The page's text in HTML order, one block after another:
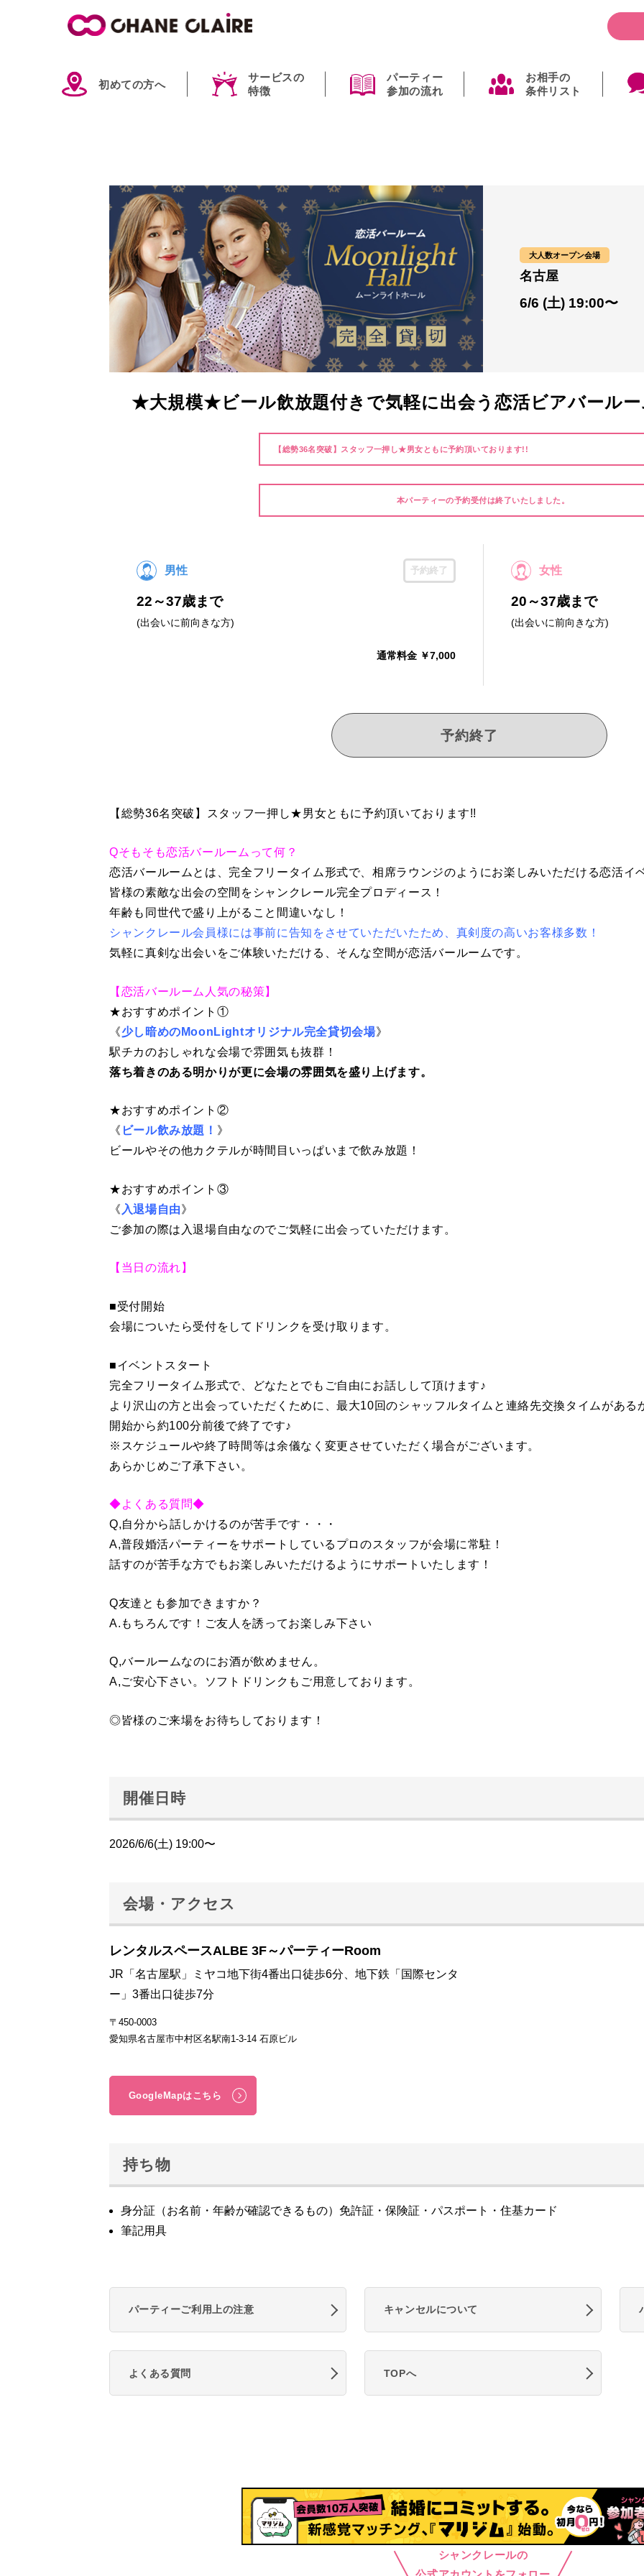
初めての方へ
サービスの
特徴
パーティー
参加の流れ
お相手の
条件リスト
6/6 (土) 19:00〜
大人数オープン会場
名古屋
★大規模★ビール飲放題付きで気軽に出会う恋活ビアバール
【総勢36名突破】スタッフ一押し★男女ともに予約頂いております!!
本パーティーの予約受付は終了いたしました。
男性 予約終了
22～37歳まで
(出会いに前向きな方)
通常料金 ￥7,000
女性
20～37歳まで
(出会いに前向きな方)
予約終了
【総勢36名突破】スタッフ一押し★男女ともに予約頂いております!!
Qそもそも恋活バールームって何？
恋活バールームとは、完全フリータイム形式で、相席ラウンジのようにお楽しみいただける恋活イ
皆様の素敵な出会の空間をシャンクレール完全プロディース！
年齢も同世代で盛り上がること間違いなし！
シャンクレール会員様には事前に告知をさせていただいたため、真剣度の高いお客様多数！
気軽に真剣な出会いをご体験いただける、そんな空間が恋活バールームです。
【恋活バールーム人気の秘策】
★おすすめポイント①
《少し暗めのMoonLightオリジナル完全貸切会場》
駅チカのおしゃれな会場で雰囲気も抜群！
落ち着きのある明かりが更に会場の雰囲気を盛り上げます。
★おすすめポイント②
《 ビール飲み放題！ 》
ビールやその他カクテルが時間目いっぱいまで飲み放題！
★おすすめポイント③
《 入退場自由》
ご参加の際は入退場自由なのでご気軽に出会っていただけます。
【当日の流れ】
■受付開始
会場についたら受付をしてドリンクを受け取ります。
■イベントスタート
完全フリータイム形式で、どなたとでもご自由にお話しして頂けます♪
より沢山の方と出会っていただくために、最大10回のシャッフルタイムと連絡先交換タイムがある
開始から約100分前後で終了です♪
※スケジュールや終了時間等は余儀なく変更させていただく場合がございます。
あらかじめご了承下さい。
◆よくある質問◆
Q,自分から話しかけるのが苦手です・・・
A,普段婚活パーティーをサポートしているプロのスタッフが会場に常駐！
話すのが苦手な方でもお楽しみいただけるようにサポートいたします！
Q友達とも参加できますか？
A.もちろんです！ご友人を誘ってお楽しみ下さい
Q,バールームなのにお酒が飲めません。
A,ご安心下さい。ソフトドリンクもご用意しております。
◎皆様のご来場をお待ちしております！
開催日時
2026/6/6(土) 19:00〜
会場・アクセス
レンタルスペースALBE 3F～パーティーRoom
JR「名古屋駅」ミヤコ地下街4番出口徒歩6分、地下鉄「国際センタ
ー」3番出口徒歩7分
〒450-0003
愛知県名古屋市中村区名駅南1-3-14 石原ビル
GoogleMapはこちら
持ち物
身分証（お名前・年齢が確認できるもの）免許証・保険証・パスポート・住基カード
筆記用具
パーティーご利用上の注意 キャンセルについて
よくある質問 TOPへ
シャンクレールの